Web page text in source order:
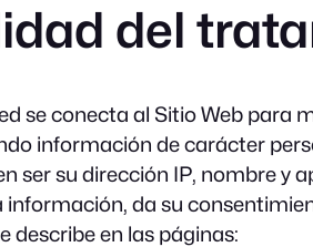
del
se conecta al Sitio Web para
información de carácter
ser su dirección IP, nombre y
da su
describe en las páginas: